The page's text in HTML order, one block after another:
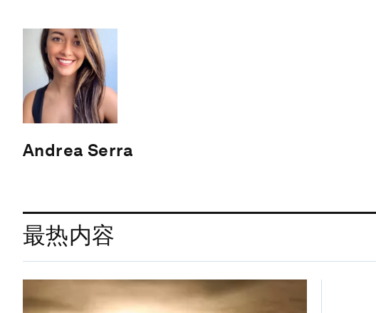
Andrea Serra
最热内容